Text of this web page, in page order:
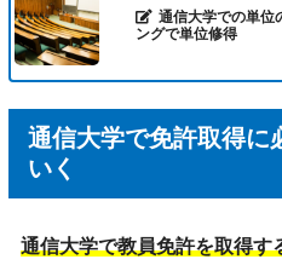
通信大学での単
ングで単位修得
通信大学で免許取得に
いく
通信大学で教員免許を取得す